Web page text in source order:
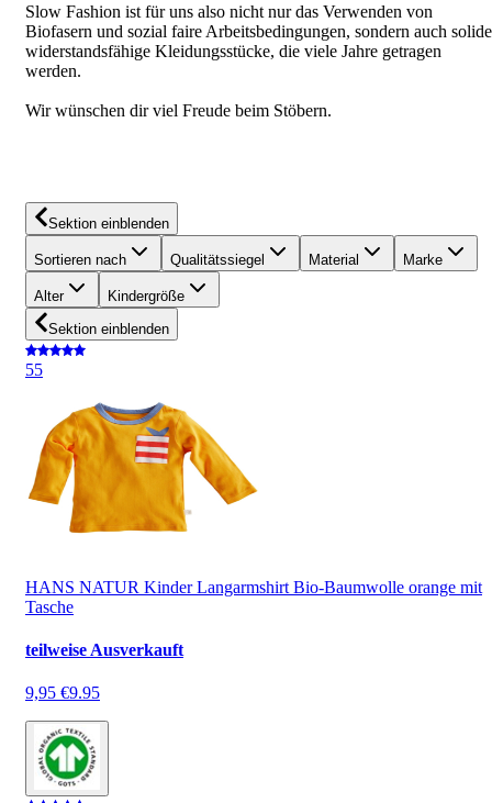
Slow Fashion ist für uns also nicht nur das Verwenden von
Biofasern und sozial faire Arbeitsbedingungen, sondern auch
widerstandsfähige Kleidungsstücke, die viele Jahre getragen
werden.
Wir wünschen dir viel Freude beim Stöbern.
Sektion einblenden
Sortieren nach Qualitätssiegel Material Marke
Alter
Kindergröße
Sektion einblenden
55
HANS NATUR Kinder Langarmshirt Bio-Baumwolle orange mit
Tasche
teilweise Ausverkauft
9,95 €9.95